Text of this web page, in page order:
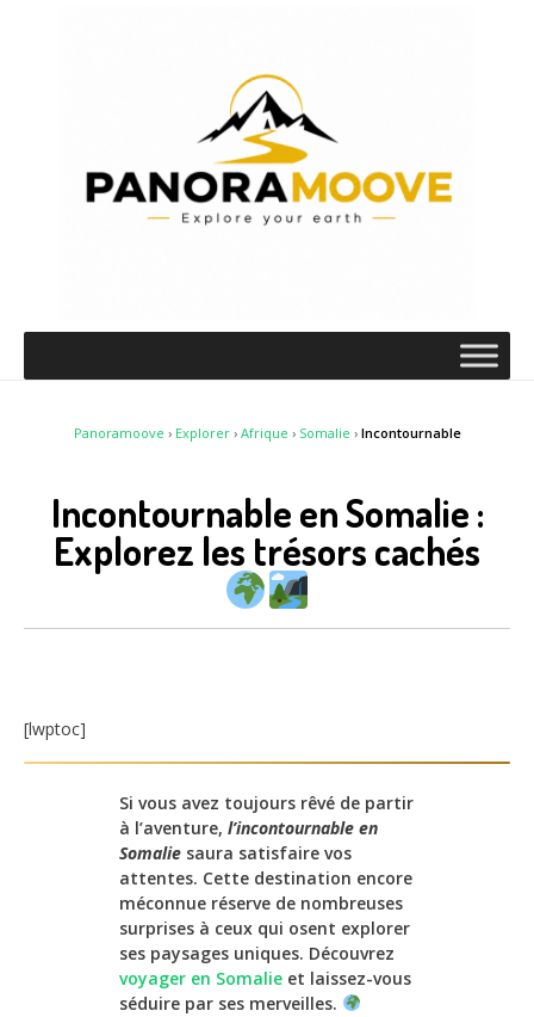
Panoramoove › Explorer› Afrique › Somalie › Incontournable
Incontournable en Somalie :
Explorez les trésors cachés
[lwptoc]
Si vous avez toujours rêvé de partir
à l’aventure, l’incontournable en
Somalie saura satisfaire vos
attentes. Cette destination encore
méconnue réserve de nombreuses
surprises à ceux qui osent explorer
ses paysages uniques. Découvrez
voyager en Somalie et laissez-vous
séduire par ses merveilles.